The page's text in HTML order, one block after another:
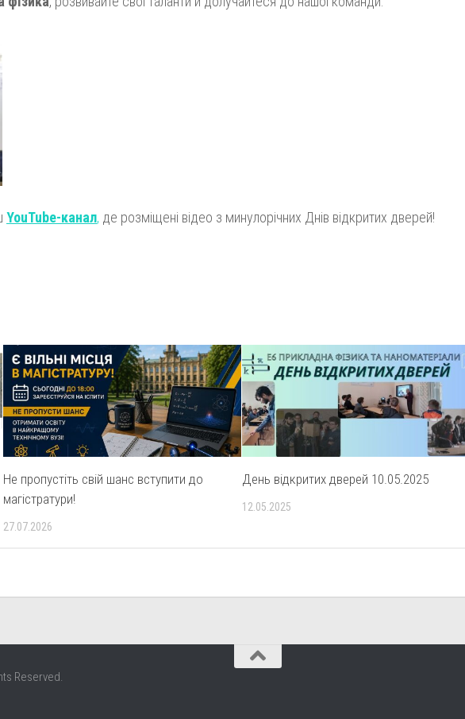
YouTube-канал, де розміщені відео з минулорічних Днів відкритих дверей!
Не пропустіть свій шанс вступити до
магістратури!
27.07.2026
День відкритих дверей 10.05.2025
12.05.2025
Reserved.